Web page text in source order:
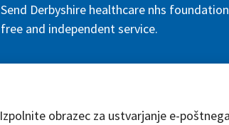
Send Derbyshire healthcare nhs
free and independent service.
Izpolnite obrazec za ustvarjanje e-